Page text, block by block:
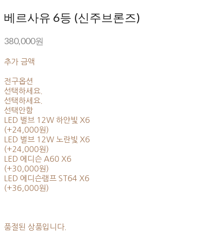
베르사유 6등 (신주브론즈)
380,000원
추가 금액
전구옵션
선택하세요.
선택하세요.
선택안함
LED 벌브 12W 하얀빛 X6
(+24,000원)
LED 벌브 12W 노란빛 X6
(+24,000원)
LED 에디슨 A60 X6
(+30,000원)
LED 에디슨램프 ST64 X6
(+36,000원)
품절된 상품입니다.